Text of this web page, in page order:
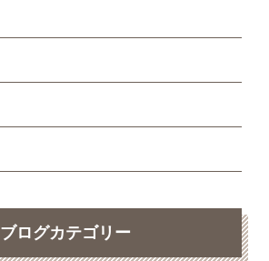
ブログカテゴリー